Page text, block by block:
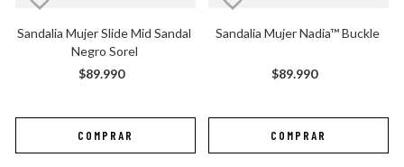
Sandalia Mujer Slide Mid Sandal
Negro Sorel
$89.990
Sandalia Mujer Nadia™ Buckle
$89.990